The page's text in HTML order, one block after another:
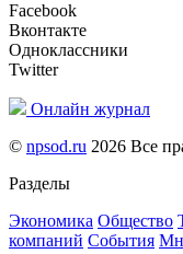
Facebook
Вконтакте
Одноклассники
Twitter
Онлайн журнал
© npsod.ru 2026 Все
Разделы
Экономика Общество
компаний События